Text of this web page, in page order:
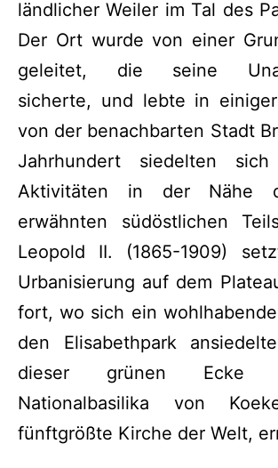
ländlicher Weiler im Tal des
Der Ort wurde von einer
geleitet, die seine
sicherte, und lebte in
von der benachbarten Stadt
Jahrhundert siedelten sich
Aktivitäten in der Nähe
erwähnten südöstlichen
Leopold II. (1865-1909)
Urbanisierung auf dem
fort, wo sich ein
den Elisabethpark
dieser grünen Ecke
Nationalbasilika von
fünftgrößte Kirche der Welt,